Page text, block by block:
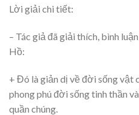
Lời giải chi tiết:
– Tác giả đã giải thích, bình
Hồ:
+ Đó là giản dị về đời sống vật
phong phú đời sống tinh thần
quần chúng.